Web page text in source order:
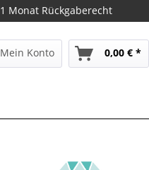
1 Monat Rückgaberecht
Mein Konto 0,00 € *